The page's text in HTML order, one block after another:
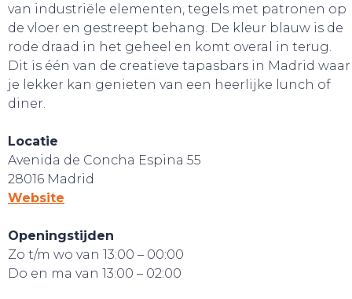
van industriële elementen, tegels met patronen op
de vloer en gestreept behang. De kleur blauw is de
rode draad in het geheel en komt overal in terug.
Dit is één van de creatieve tapasbars in Madrid waar
je lekker kan genieten van een heerlijke lunch of
diner.
Locatie
Avenida de Concha Espina 55
28016 Madrid
Website
Openingstijden
Zo t/m wo van 13:00 – 00:00
Do en ma van 13:00 – 02:00